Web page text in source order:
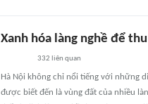
Xanh hóa làng nghề để
332 liên quan
Hà Nội không chỉ nổi tiếng với những
được biết đến là vùng đất của nhiều